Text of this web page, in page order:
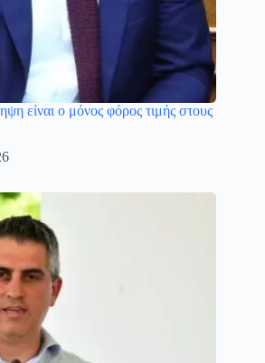
είναι ο μόνος φόρος τιμής στους